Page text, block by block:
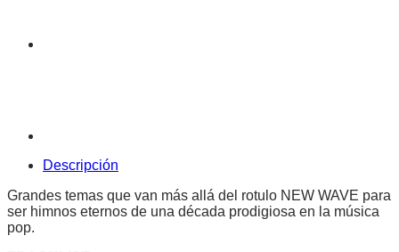
Descripción
Grandes temas que van más allá del rotulo NEW WAVE para
ser himnos eternos de una década prodigiosa en la música
pop.